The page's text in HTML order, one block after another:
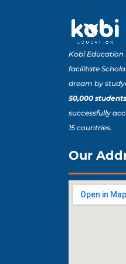
Kobi
facilitate
dream by
50,000 students
successfully
15 countries.
Our